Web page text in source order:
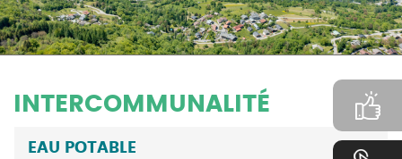
INTERCOMMUNALITÉ
EAU POTABLE